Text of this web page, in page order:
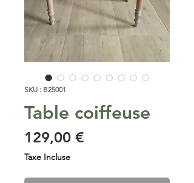
SKU : B25001
Table coiffeuse
129,00 €
Taxe Incluse